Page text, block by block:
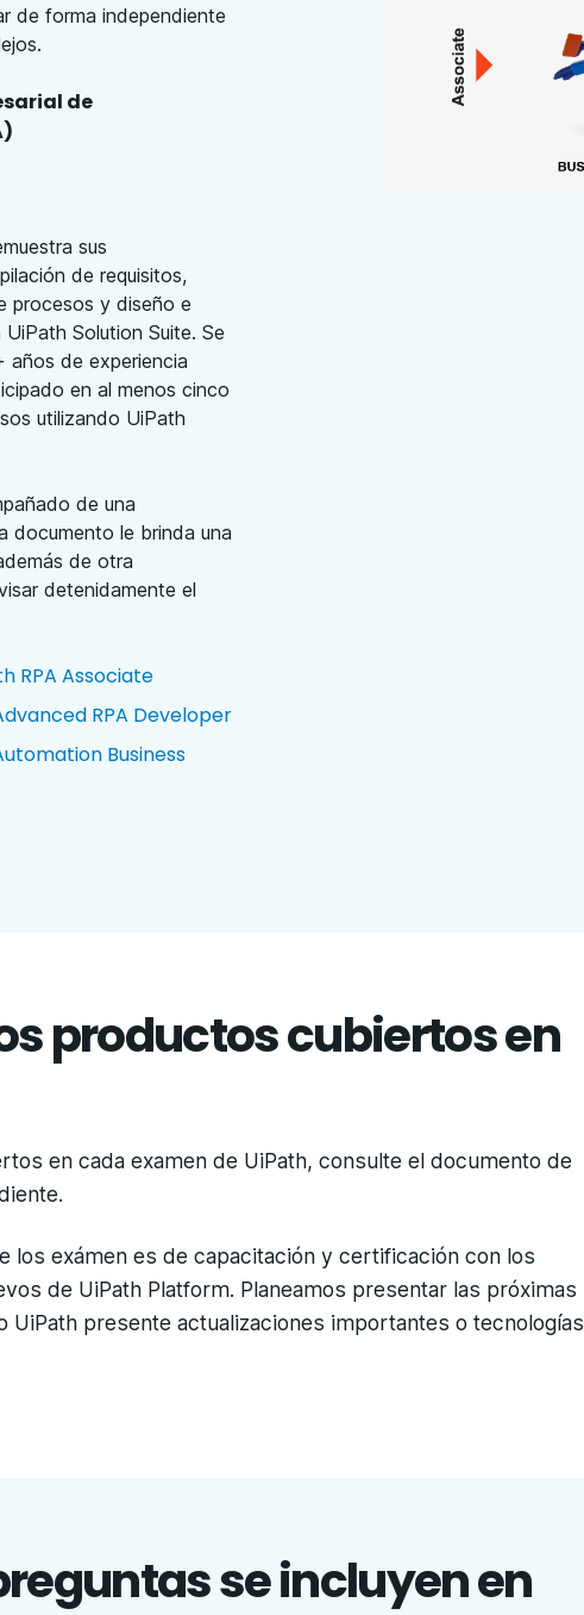
de forma independiente
de
sus
de requisitos,
procesos y diseño e
Solution Suite. Se
años de experiencia
en al menos cinco
utilizando UiPath
de una
documento le brinda una
de otra
detenidamente el
RPA Associate
RPA Developer
Business
productos cubiertos en
en cada examen de UiPath, consulte el documento de
los exámen es de capacitación y certificación con los
de UiPath Platform. Planeamos presentar las próximas
UiPath presente actualizaciones importantes o tecnologías
se incluyen en